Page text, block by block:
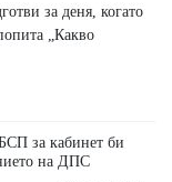
за деня, когато
„Какво
за кабинет би
на ДПС